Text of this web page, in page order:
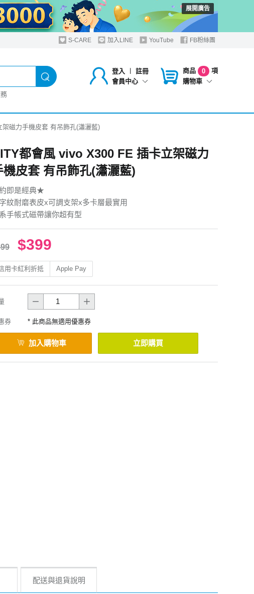
展開廣告
S-CARE 加入LINE YouTube FB粉絲團
登入 ︱
註冊
會員中心
商品 0
項
購物車
磁力手機皮套 有吊飾孔(瀟灑藍)
都會風 vivo X300 FE 插卡立架磁力
機皮套 有吊飾孔(瀟灑藍)
即是經典★
紋耐磨表皮x可調支架x多卡層最實用
手帳式磁帶讓你超有型
$399
用卡紅利折抵 Apple Pay
券 * 此商品無適用優惠券
加入購物車 立即購買
配送與退貨說明